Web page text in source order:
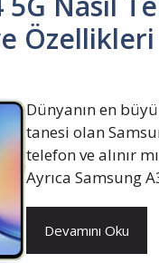
Özellikleri
Dünyanın en
tanesi olan
telefon ve alınır
Ayrıca Samsung
Devamını Oku